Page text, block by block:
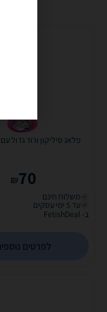
פלאג סיליקון ורוד גדול
70
₪
משלוח חינם
עד 5 ימי עסקים
ב- FetishDeal
לפרטים